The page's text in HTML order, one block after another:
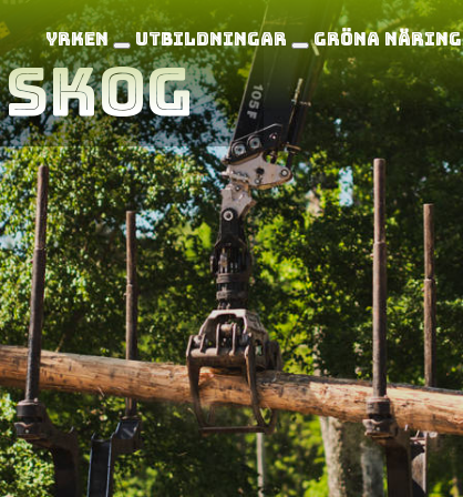
Yrken Utbildningar Gröna